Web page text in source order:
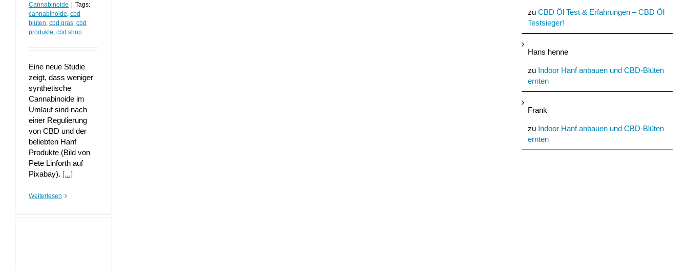
Cannabinoide
Tags:
cannabinoide, cbd
blüten, cbd gras, cbd
produkte, cbd shop
Eine neue Studie
zeigt, dass weniger
synthetische
Cannabinoide im
Umlauf sind nach
einer Regulierung
von CBD und der
beliebten Hanf
Produkte (Bild von
Pete Linforth auf
Pixabay). [...]
Weiterlesen
zu CBD Öl Test & Erfahrungen – CBD Öl
Testsieger!
Hans henne
zu Indoor Hanf anbauen und CBD-Blüten
ernten
Frank
zu Indoor Hanf anbauen und CBD-Blüten
ernten